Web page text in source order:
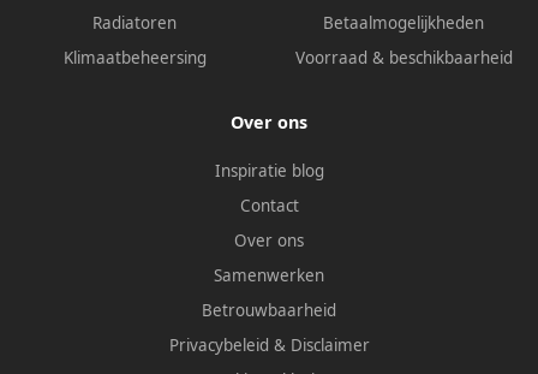
Radiatoren
Klimaatbeheersing
Betaalmogelijkheden
Voorraad & beschikbaarheid
Over ons
Inspiratie blog
Contact
Over ons
Samenwerken
Betrouwbaarheid
Privacybeleid & Disclaimer